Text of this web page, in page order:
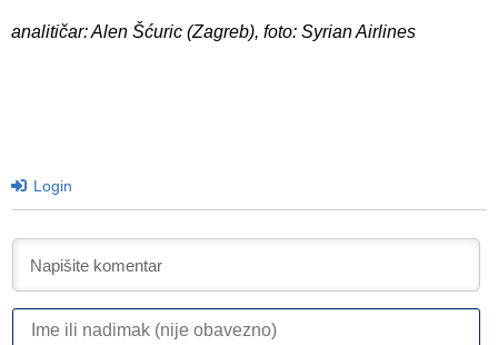
analitičar: Alen Šćuric (Zagreb), foto: Syrian Airlines
Login